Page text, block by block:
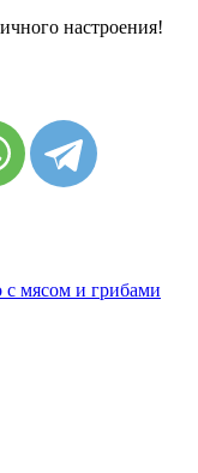
настроения!
с мясом и грибами